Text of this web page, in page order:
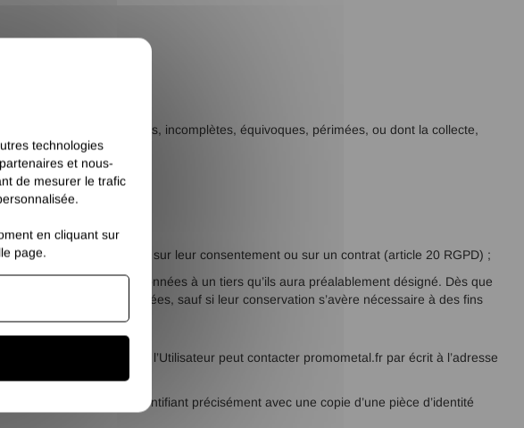
:
des Utilisateurs ;
sont inexactes, incomplètes, équivoques, périmées, ou dont la collecte,
automatisés fondés sur leur consentement ou sur un contrat (article 20 RGPD) ;
(ou non) ses données à un tiers qu’ils aura préalablement désigné. Dès que
à détruire ses données, sauf si leur conservation s’avère nécessaire à des fins
à leur traitement, l’Utilisateur peut contacter promometal.fr par écrit à l’adresse
ou supprime, en s’identifiant précisément avec une copie d’une pièce d’identité
technologies
et nous-
de mesurer le trafic
en cliquant sur
page.